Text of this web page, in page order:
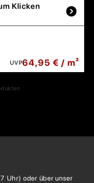
Klicken
UVP64,95 € / m²
Uhr) oder überunser